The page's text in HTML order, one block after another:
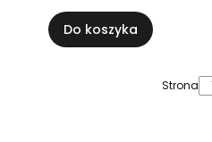
Do koszyka
Strona